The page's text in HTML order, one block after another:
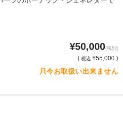
¥50,000(税別)
( 税込 ¥55,000 )
只今お取扱い出来ません